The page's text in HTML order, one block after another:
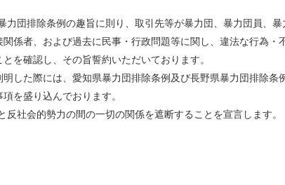
団排除条例の趣旨に則り、取引先等が暴力団、暴力団員、
係者、および過去に民事・行政問題等に関し、違法な行為・
を確認し、その旨誓約いただいております。
した際には、愛知県暴力団排除条例及び長野県暴力団排除条
を盛り込んでおります。
社会的勢力の間の一切の関係を遮断することを宣言します。